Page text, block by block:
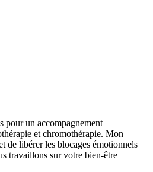
pour un accompagnement
et chromothérapie. Mon
de libérer les blocages émotionnels
travaillons sur votre bien-être